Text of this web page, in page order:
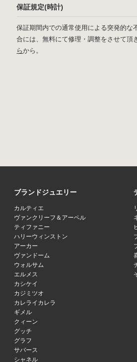
保証規定(時計)
保証期間内での通常使用による突発的な
合には、無料にて修理・調整をさせて頂
らから。
ブランドジュエリー
カルティエ
ヴァンクリーフ＆アーペル
ティファニー
ハリーウィンストン
アーカー
ヴァンドーム
ウォルサム
エルメス
カシケイ
カジミツオ
カレライカレラ
ギメル
クィーン
グッチ
グラフ
サバース
シャネル